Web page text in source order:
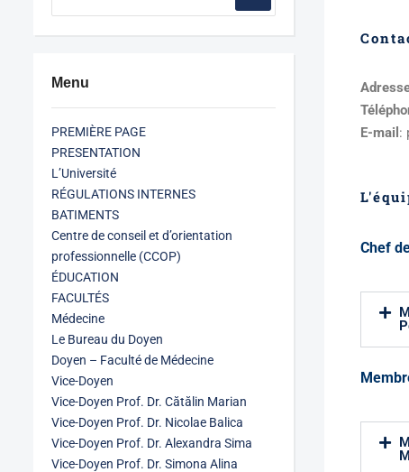
Menu
PREMIÈRE PAGE
PRESENTATION
L’Université
RÉGULATIONS INTERNES
BATIMENTS
Centre de conseil et d’orientation
professionnelle (CCOP)
ÉDUCATION
FACULTÉS
Médecine
Le Bureau du Doyen
Doyen – Faculté de Médecine
Vice-Doyen
Vice-Doyen Prof. Dr. Cătălin Marian
Vice-Doyen Prof. Dr. Nicolae Balica
Vice-Doyen Prof. Dr. Alexandra Sima
Vice-Doyen Prof. Dr. Simona Alina
E-mail :
Chef